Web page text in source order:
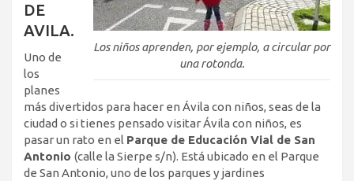
Los niños aprenden, por ejemplo, a circular por
una rotonda.
DE
AVILA.
Uno de
los
planes
más divertidos para hacer en Ávila con niños, seas de la
ciudad o si tienes pensado visitar Ávila con niños, es
pasar un rato en el Parque de Educación Vial de San
Antonio (calle la Sierpe s/n). Está ubicado en el Parque
de San Antonio, uno de los parques y jardines